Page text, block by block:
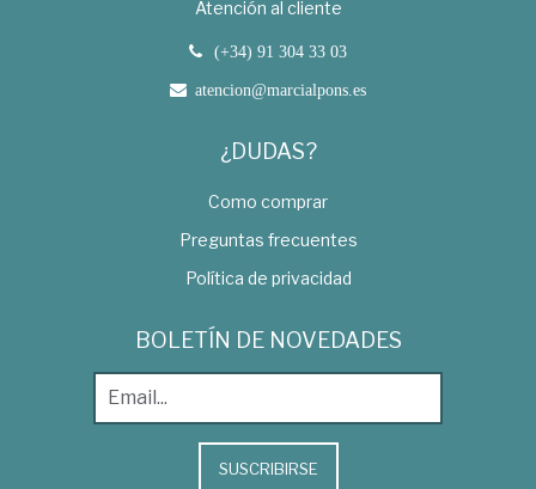
Atención al cliente
(+34) 91 304 33 03
atencion@marcialpons.es
¿DUDAS?
Como comprar
Preguntas frecuentes
Política de privacidad
BOLETÍN DE NOVEDADES
SUSCRIBIRSE